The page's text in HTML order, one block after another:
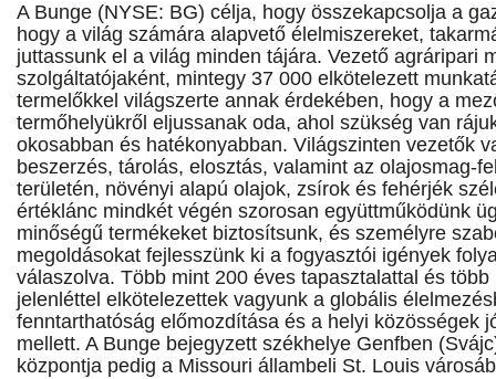
A Bunge (NYSE: BG) célja, hogy összekapcsolja a
hogy a világ számára alapvető élelmiszereket,
juttassunk el a világ minden tájára. Vezető agráripari
szolgáltatójaként, mintegy 37 000 elkötelezett
termelőkkel világszerte annak érdekében, hogy a
termőhelyükről eljussanak oda, ahol szükség van
okosabban és hatékonyabban. Világszinten vezetők
beszerzés, tárolás, elosztás, valamint az olajosmag-
területén, növényi alapú olajok, zsírok és fehérjék
értéklánc mindkét végén szorosan együttműködünk
minőségű termékeket biztosítsunk, és személyre
megoldásokat fejlesszünk ki a fogyasztói igények
válaszolva. Több mint 200 éves tapasztalattal és
jelenléttel elkötelezettek vagyunk a globális
fenntarthatóság előmozdítása és a helyi közösségek
mellett. A Bunge bejegyzett székhelye Genfben
központja pedig a Missouri állambeli St. Louis